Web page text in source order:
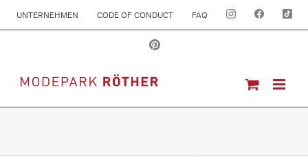
UNTERNEHMEN CODE OF CONDUCT FAQ